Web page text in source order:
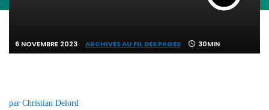
6 NOVEMBRE 2023 ARCHIVES AU FIL DES PAGES 30MIN
par Christian Delord